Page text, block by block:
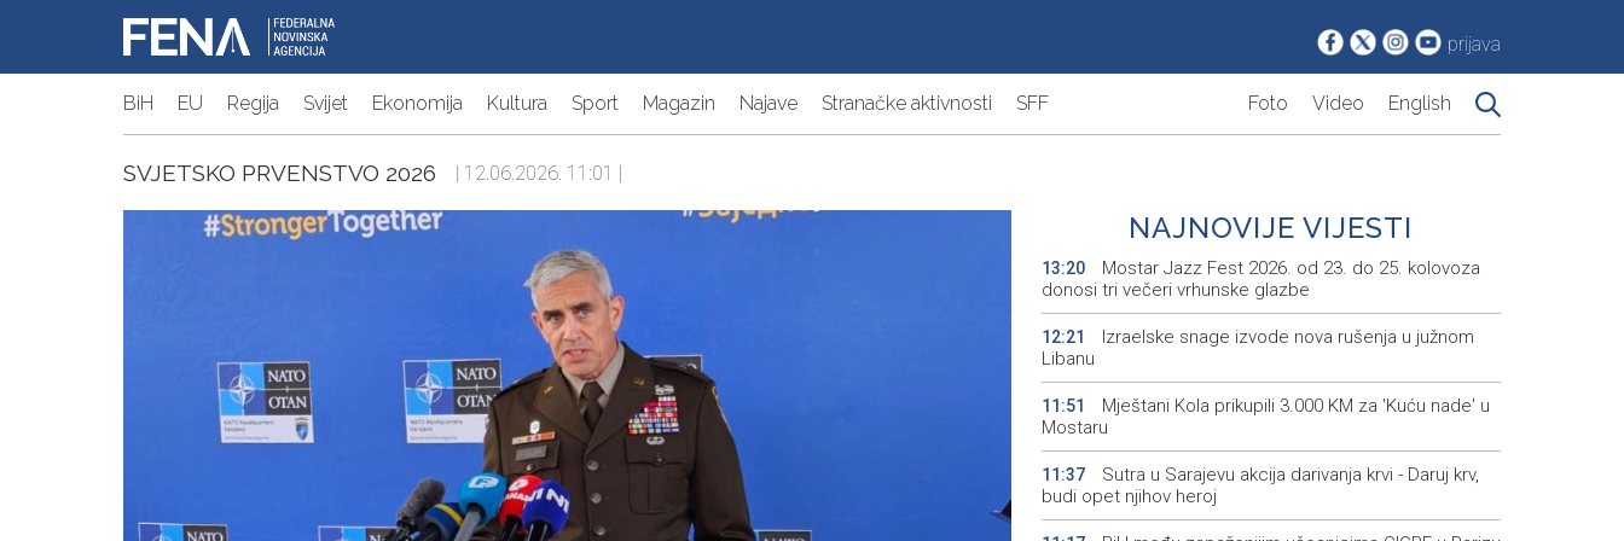
prijava
BiH EU Regija Svijet Ekonomija Kultura Sport Magazin Najave Stranačke aktivnosti SFF Foto Video English
SVJETSKO PRVENSTVO 2026 | 12.06.2026. 11:01 |
NAJNOVIJE VIJESTI
13:20
Mostar Jazz Fest 2026. od 23. do 25. kolovoza
donosi tri večeri vrhunske glazbe
12:21
Izraelske snage izvode nova rušenja u južnom
Libanu
11:51
Mještani Kola prikupili 3.000 KM za 'Kuću nade' u
Mostaru
11:37
Sutra u Sarajevu akcija darivanja krvi - Daruj krv,
budi opet njihov heroj